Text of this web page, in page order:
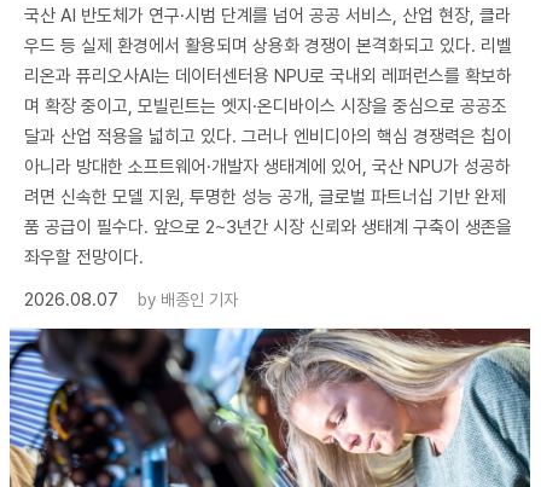
국산 AI 반도체가 연구·시범 단계를 넘어 공공 서비스, 산업 현장, 클라
우드 등 실제 환경에서 활용되며 상용화 경쟁이 본격화되고 있다. 리벨
리온과 퓨리오사AI는 데이터센터용 NPU로 국내외 레퍼런스를 확보하
며 확장 중이고, 모빌린트는 엣지·온디바이스 시장을 중심으로 공공조
달과 산업 적용을 넓히고 있다. 그러나 엔비디아의 핵심 경쟁력은 칩이
아니라 방대한 소프트웨어·개발자 생태계에 있어, 국산 NPU가 성공하
려면 신속한 모델 지원, 투명한 성능 공개, 글로벌 파트너십 기반 완제
품 공급이 필수다. 앞으로 2~3년간 시장 신뢰와 생태계 구축이 생존을
좌우할 전망이다.
2026.08.07
by 배종인 기자